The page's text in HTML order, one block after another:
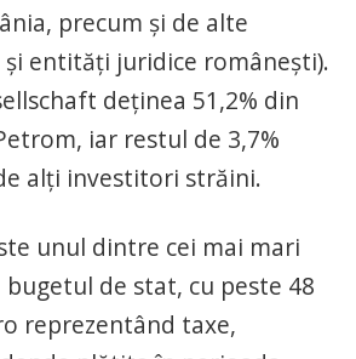
precum și de alte
și entități juridice românești).
deținea 51,2% din
iar restul de 3,7%
alți investitori străini.
unul dintre cei mai mari
de stat, cu peste 48
reprezentând taxe,